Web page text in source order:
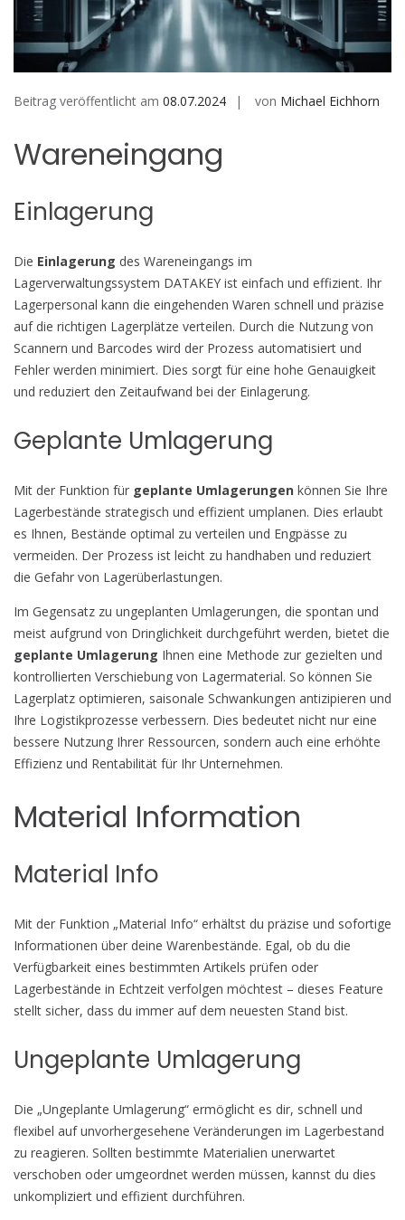
Beitrag veröffentlicht am 08.07.2024 von Michael Eichhorn
Wareneingang
Einlagerung
Die Einlagerung des Wareneingangs im
Lagerverwaltungssystem DATAKEY ist einfach und effizient. Ihr
Lagerpersonal kann die eingehenden Waren schnell und präzise
auf die richtigen Lagerplätze verteilen. Durch die Nutzung von
Scannern und Barcodes wird der Prozess automatisiert und
Fehler werden minimiert. Dies sorgt für eine hohe Genauigkeit
und reduziert den Zeitaufwand bei der Einlagerung.
Geplante Umlagerung
Mit der Funktion für geplante Umlagerungen können Sie Ihre
Lagerbestände strategisch und effizient umplanen. Dies erlaubt
es Ihnen, Bestände optimal zu verteilen und Engpässe zu
vermeiden. Der Prozess ist leicht zu handhaben und reduziert
die Gefahr von Lagerüberlastungen.
Im Gegensatz zu ungeplanten Umlagerungen, die spontan und
meist aufgrund von Dringlichkeit durchgeführt werden, bietet die
geplante Umlagerung Ihnen eine Methode zur gezielten und
kontrollierten Verschiebung von Lagermaterial. So können Sie
Lagerplatz optimieren, saisonale Schwankungen antizipieren und
Ihre Logistikprozesse verbessern. Dies bedeutet nicht nur eine
bessere Nutzung Ihrer Ressourcen, sondern auch eine erhöhte
Effizienz und Rentabilität für Ihr Unternehmen.
Material Information
Material Info
Mit der Funktion „Material Info“ erhältst du präzise und sofortige
Informationen über deine Warenbestände. Egal, ob du die
Verfügbarkeit eines bestimmten Artikels prüfen oder
Lagerbestände in Echtzeit verfolgen möchtest – dieses Feature
stellt sicher, dass du immer auf dem neuesten Stand bist.
Ungeplante Umlagerung
Die „Ungeplante Umlagerung“ ermöglicht es dir, schnell und
flexibel auf unvorhergesehene Veränderungen im Lagerbestand
zu reagieren. Sollten bestimmte Materialien unerwartet
verschoben oder umgeordnet werden müssen, kannst du dies
unkompliziert und effizient durchführen.